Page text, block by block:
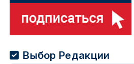
Выбор Редакции